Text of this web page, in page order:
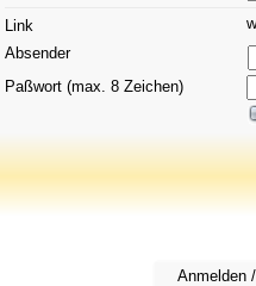
Link
Absender
Paßwort (max. 8 Zeichen)
Anmelden